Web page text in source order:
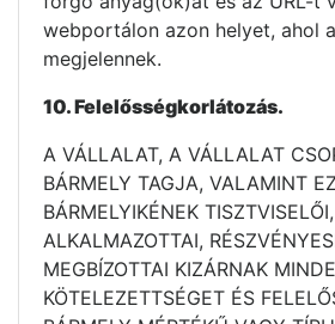
webportálon azon helyet, ahol
megjelennek.
10. Felelősségkorlátozás.
A VÁLLALAT, A VÁLLALAT
BÁRMELY TAGJA, VALAMINT
BÁRMELYIKÉNEK
ALKALMAZOTTAI,
MEGBÍZOTTAI KIZÁRNAK
KÖTELEZETTSÉGET ÉS